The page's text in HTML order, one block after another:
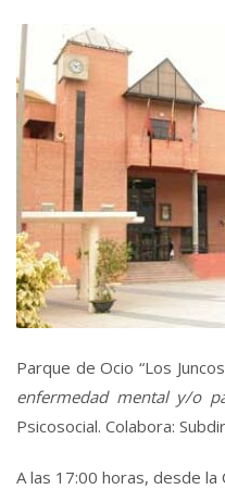
Parque de Ocio “Los
enfermedad mental y/o
Psicosocial. Colabora:
A las 17:00 horas, desde la